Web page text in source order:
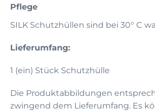
Pflege
SILK Schutzhüllen sind bei 30° C
Lieferumfang:
1 (ein) Stück Schutzhülle
Die Produktabbildungen
zwingend dem Lieferumfang. Es